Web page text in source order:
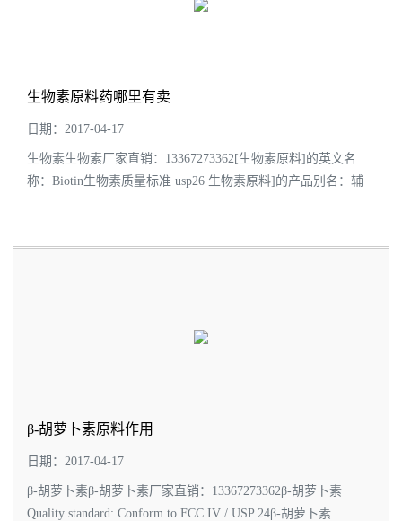
生物素原料药哪里有卖
日期：2017-04-17
生物素生物素厂家直销：13367273362[生物素原料]的英文名
称：Biotin生物素质量标准 usp26 生物素原料]的产品别名：辅
β-胡萝卜素原料作用
日期：2017-04-17
β-胡萝卜素β-胡萝卜素厂家直销：13367273362β-胡萝卜素
Quality standard: Conform to FCC IV / USP 24β-胡萝卜素